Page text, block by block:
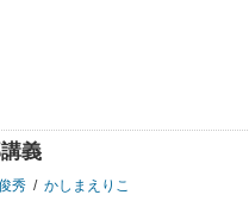
義
秀 / かしまえりこ